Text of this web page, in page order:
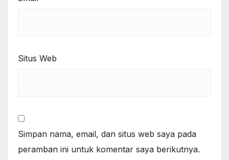
Situs Web
Simpan nama, email, dan situs web saya pada
peramban ini untuk komentar saya berikutnya.